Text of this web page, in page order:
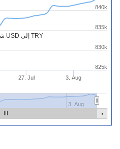
شارت 17700 USD إلى TRY
27. Jul 3. Aug
3. Aug
830k
835k
840k
825k